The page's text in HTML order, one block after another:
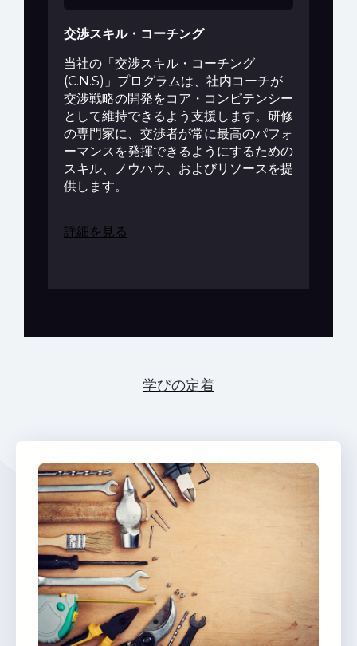
交渉スキル・コーチング
当社の「交渉スキル・コーチング
(C.N.S)」プログラムは、社内コーチが
交渉戦略の開発をコア・コンピテンシー
として維持できるよう支援します。研修
の専門家に、交渉者が常に最高のパフォ
ーマンスを発揮できるようにするための
スキル、ノウハウ、およびリソースを提
供します。
詳細を見る
学びの定着